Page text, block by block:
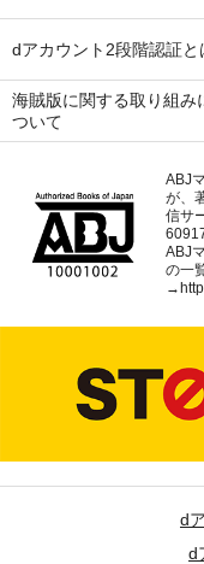
dアカウント2段階認証と
海賊版に関する取り組み
ついて
ABJ
が、
信サ
ABJ
の一
→
d
d